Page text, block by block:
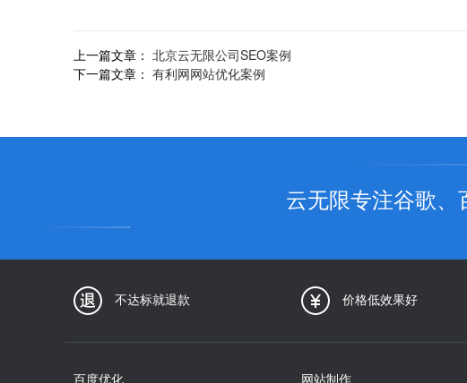
上一篇文章： 北京云无限公司SEO案例
下一篇文章： 有利网网站优化案例
云无限专注谷歌
不达标就退款 价格低效果好
百度优化 网站制作